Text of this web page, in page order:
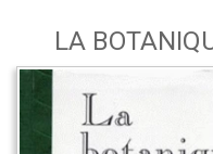
LA